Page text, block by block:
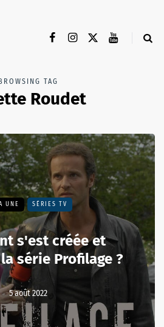
BROWSING TAG
Roudet
UNE SÉRIES TV
s'est créée et
série Profilage ?
5 août 2022